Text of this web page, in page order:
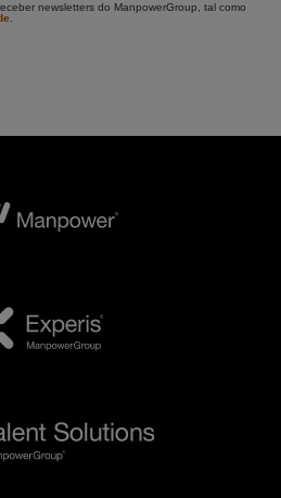
newsletters do ManpowerGroup, tal como